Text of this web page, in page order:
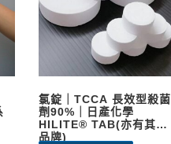
氯錠｜TCCA 長效型殺菌
劑90%｜日產化學
HILITE® TAB(亦有其他
品牌)